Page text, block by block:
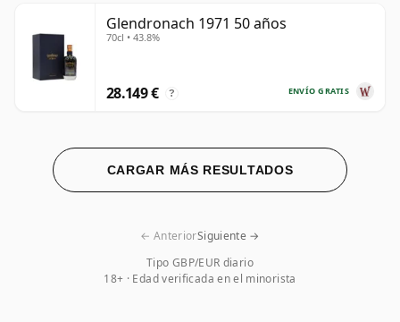
Glendronach 1971 50 años
70cl • 43.8%
ENVÍO GRATIS
28.149 € ?
CARGAR MÁS RESULTADOS
Tipo GBP/EUR diario
18+ · Edad verificada en el minorista
← AnteriorSiguiente →